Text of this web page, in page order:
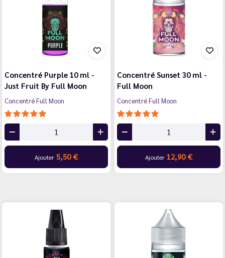
Concentré Purple 10 ml -
Just Fruit By Full Moon
Concentré Full Moon
Ajouter 5,50 €
Concentré Sunset 30 ml -
Full Moon
Concentré Full Moon
Ajouter 12,90 €